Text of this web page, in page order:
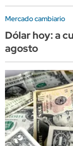
Mercado cambiario
Dólar hoy: a
agosto